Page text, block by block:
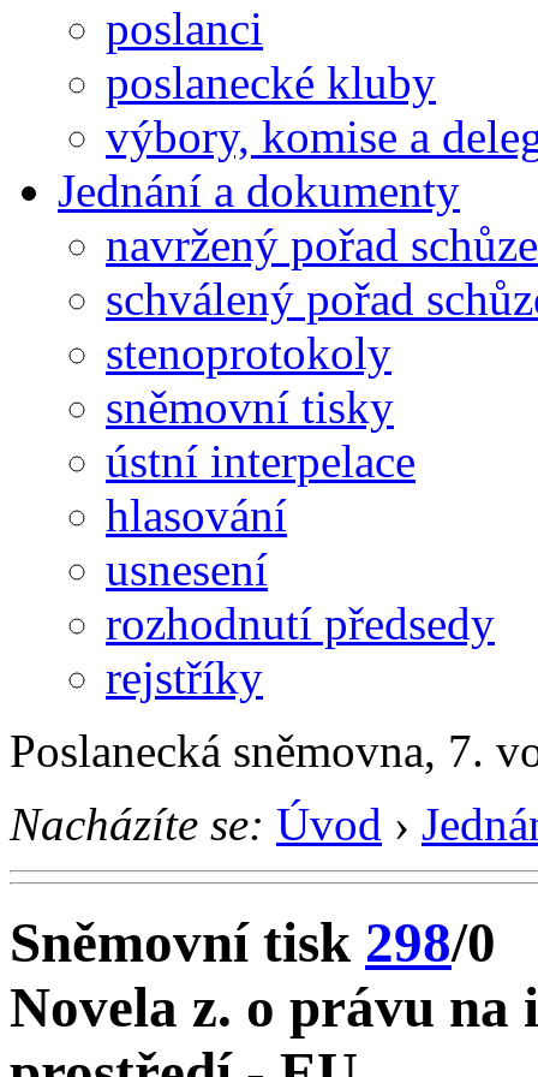
poslanci
poslanecké kluby
výbory, komise a
Jednání a dokumenty
navržený pořad schůze
schválený pořad
stenoprotokoly
sněmovní tisky
ústní interpelace
hlasování
usnesení
rozhodnutí předsedy
rejstříky
Poslanecká sněmovna, 7.
Nacházíte se: Úvod ›
Sněmovní tisk 298/0
Novela z. o právu